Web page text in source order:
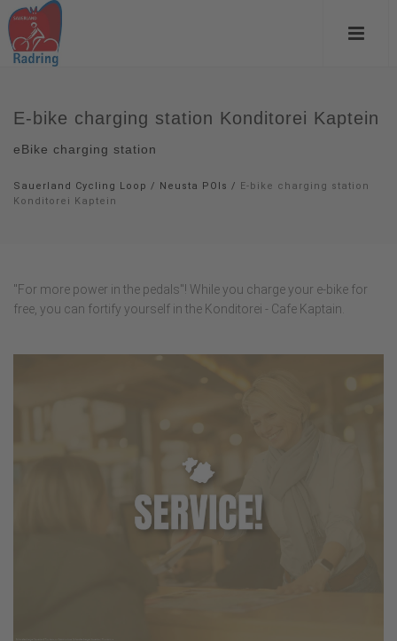
E-bike charging station Konditorei Kaptein
eBike charging station
Sauerland Cycling Loop / Neusta POIs / E-bike charging station
Konditorei Kaptein
"For more power in the pedals"! While you charge your e-bike for
free, you can fortify yourself in the Konditorei - Cafe Kaptain.